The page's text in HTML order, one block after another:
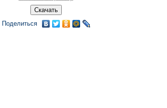
Поделиться